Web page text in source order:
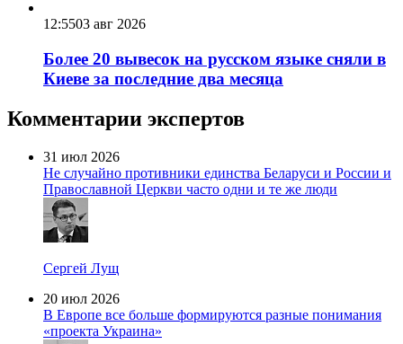
12:5503 авг 2026
Более 20 вывесок на русском языке сняли в
Киеве за последние два месяца
Комментарии экспертов
31 июл 2026
Не случайно противники единства Беларуси и России и
Православной Церкви часто одни и те же люди
Сергей Лущ
20 июл 2026
В Европе все больше формируются разные понимания
«проекта Украина»